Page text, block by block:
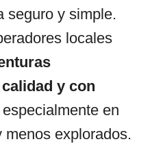
seguro y simple.
locales
y con
especialmente en
menos explorados.